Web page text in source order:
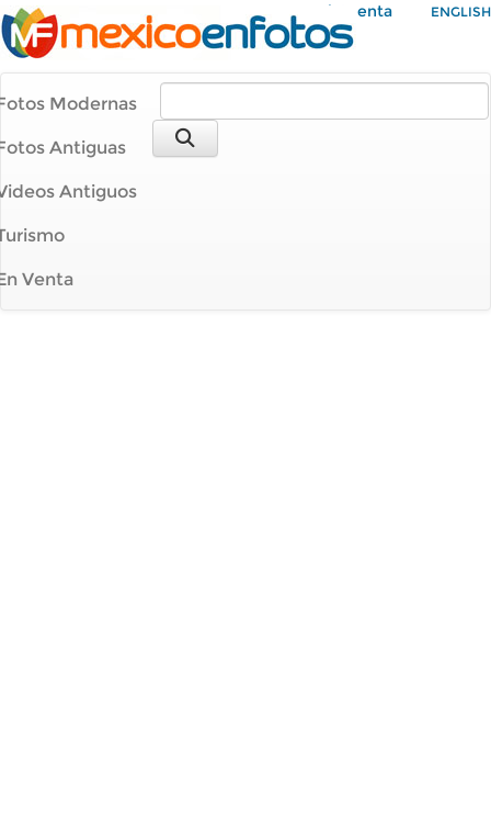
Mi Cuenta ENGLISH
Modernas
Antiguas
Antiguos
Venta